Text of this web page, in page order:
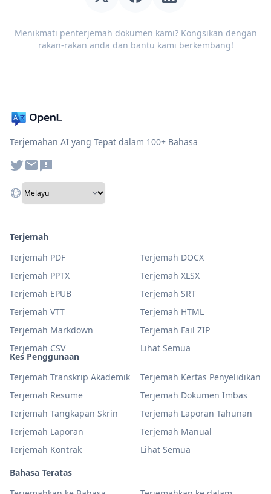
Menikmati penterjemah dokumen kami? Kongsikan dengan
rakan-rakan anda dan bantu kami berkembang!
Terjemahan AI yang Tepat dalam 100+ Bahasa
Kes Penggunaan
Terjemah Transkrip Akademik
Terjemah Kertas Penyelidikan
Terjemah Resume
Terjemah Dokumen Imbas
Terjemah Tangkapan Skrin
Terjemah Laporan Tahunan
Terjemah Laporan
Terjemah Manual
Terjemah Kontrak
Lihat Semua
Bahasa Teratas
Terjemah
Terjemah PDF
Terjemah DOCX
Terjemah PPTX
Terjemah XLSX
Terjemah EPUB
Terjemah SRT
Terjemah VTT
Terjemah HTML
Terjemah Markdown
Terjemah Fail ZIP
Terjemah CSV
Lihat Semua